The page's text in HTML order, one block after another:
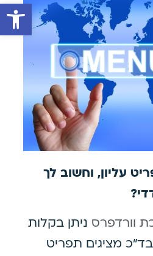
עליון, וחשוב לך
וורדפרס ניתן בקלות
מציגים תפריט
פתח